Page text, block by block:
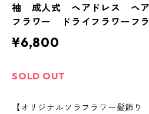
袖 成人式 ヘアドレス ヘア
フラワー ドライフラワー
¥6,800
SOLD OUT
【オリジナルソラフラワー髪飾り